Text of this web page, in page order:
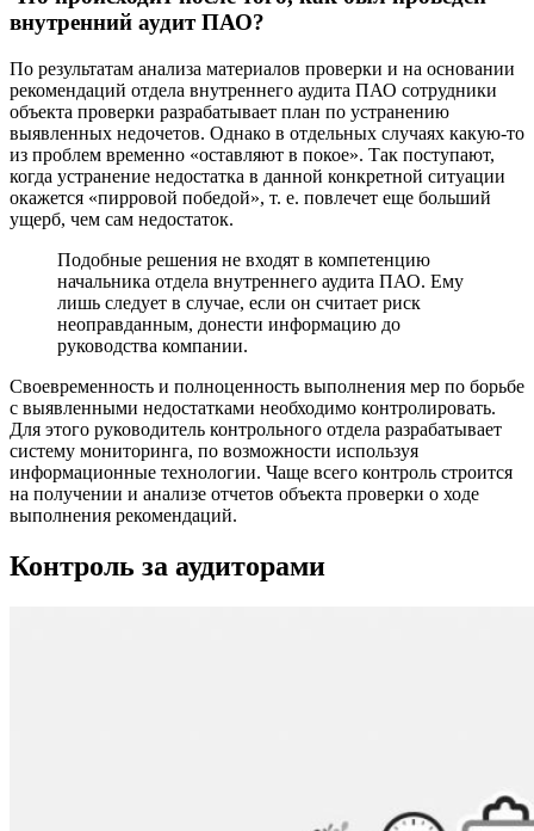
внутренний аудит ПАО?
По результатам анализа материалов проверки и на основании
рекомендаций отдела внутреннего аудита ПАО сотрудники
объекта проверки разрабатывает план по устранению
выявленных недочетов. Однако в отдельных случаях какую-то
из проблем временно «оставляют в покое». Так поступают,
когда устранение недостатка в данной конкретной ситуации
окажется «пирровой победой», т. е. повлечет еще больший
ущерб, чем сам недостаток.
Подобные решения не входят в компетенцию
начальника отдела внутреннего аудита ПАО. Ему
лишь следует в случае, если он считает риск
неоправданным, донести информацию до
руководства компании.
Своевременность и полноценность выполнения мер по борьбе
с выявленными недостатками необходимо контролировать.
Для этого руководитель контрольного отдела разрабатывает
систему мониторинга, по возможности используя
информационные технологии. Чаще всего контроль строится
на получении и анализе отчетов объекта проверки о ходе
выполнения рекомендаций.
Контроль за аудиторами